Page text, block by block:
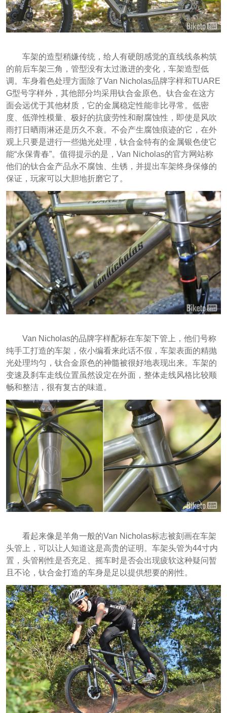
车架的造型稍嫌传统，给人有硬朗感觉的直线线条构筑
的前后车架三角，管型没有太过激进的变化，车架造型低
调。车身着色处理方面除了Van Nicholas品牌字样和TUARE
G型号字样外，其他部分均采用钛合金原色。钛合金在这方
面会远优于其他材质，它的金属稳定性能非比寻常。低密
度、低弹性模量、极好的抗疲劳性和耐腐蚀性，即使是风吹
雨打日晒雨淋还是历久不衰。不会产生腐蚀痕迹的它，在外
观上只要是进行一些抛光处理，钛合金特有的金属银色使它
能“永保青春”。值得提示的是，Van Nicholas的官方网站称
他们的钛合金产品永不腐蚀、生锈，并提出车架终身保修的
保证，玩家可以大胆地折磨它了。
Van Nicholas的品牌字样配标在车架下管上，他们号称
纯手工打造的车架，依小编看来此话不假，车架表面的精抛
光处理均匀，钛合金原色的神髓被很好地表现出来。车架的
变速及刹车走线位置虽然设定在外面，整体走线风格比较顺
畅和整洁，很有复古的味道。
看起来像是羊角一般的Van Nicholas标志被刻画在车架
头管上，可以让人知道这是高贵的证明。车架头管为44寸内
置，头管刚性是否充足、摇车时是否会出现疲软这种疑问暂
且不论，钛合金打造的车身是足以提供想要的刚性。